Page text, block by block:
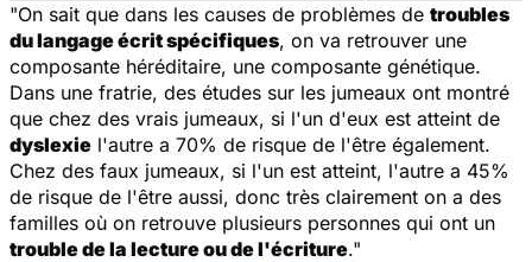
"On sait que dans les causes de problèmes de troubles
du langage écrit spécifiques, on va retrouver une
composante héréditaire, une composante génétique.
Dans une fratrie, des études sur les jumeaux ont montré
que chez des vrais jumeaux, si l'un d'eux est atteint de
dyslexie l'autre a 70% de risque de l'être également.
Chez des faux jumeaux, si l'un est atteint, l'autre a 45%
de risque de l'être aussi, donc très clairement on a des
familles où on retrouve plusieurs personnes qui ont un
trouble de la lecture ou de l'écriture."